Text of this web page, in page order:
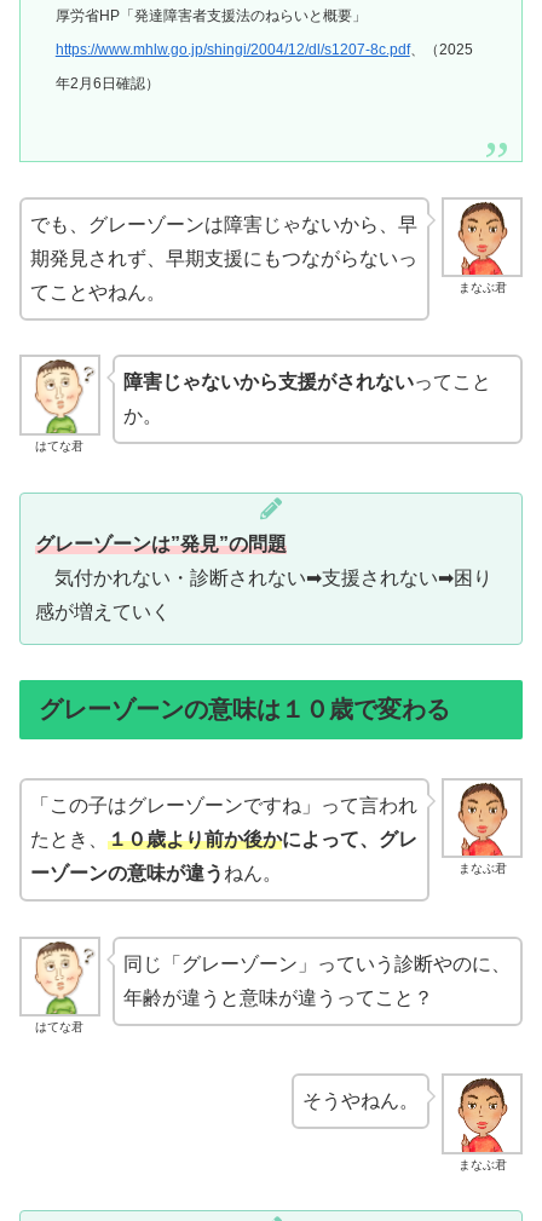
厚労省HP「発達障害者支援法のねらいと概要」
https://www.mhlw.go.jp/shingi/2004/12/dl/s1207-8c.pdf、（2025
年2月6日確認）
まなぶ君
でも、グレーゾーンは障害じゃないから、早
期発見されず、早期支援にもつながらないっ
てことやねん。
はてな君
障害じゃないから支援がされないってこと
か。
グレーゾーンは”発見”の問題
気付かれない・診断されない➡支援されない➡困り
感が増えていく
グレーゾーンの意味は１０歳で変わる
まなぶ君
「この子はグレーゾーンですね」って言われ
たとき、 １０歳より前か後かによって、グレ
ーゾーンの意味が違う ねん。
はてな君
同じ「グレーゾーン」っていう診断やのに、
年齢が違うと意味が違うってこと？
まなぶ君
そうやねん。